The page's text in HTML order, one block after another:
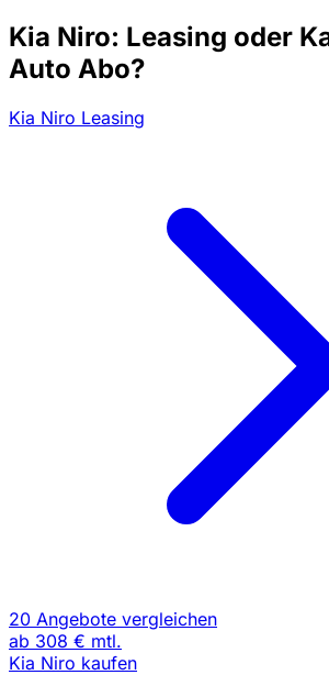
Kia Niro: Leasing oder
Auto Abo?
Kia Niro Leasing
20 Angebote vergleichen
ab 308 € mtl.
Kia Niro kaufen